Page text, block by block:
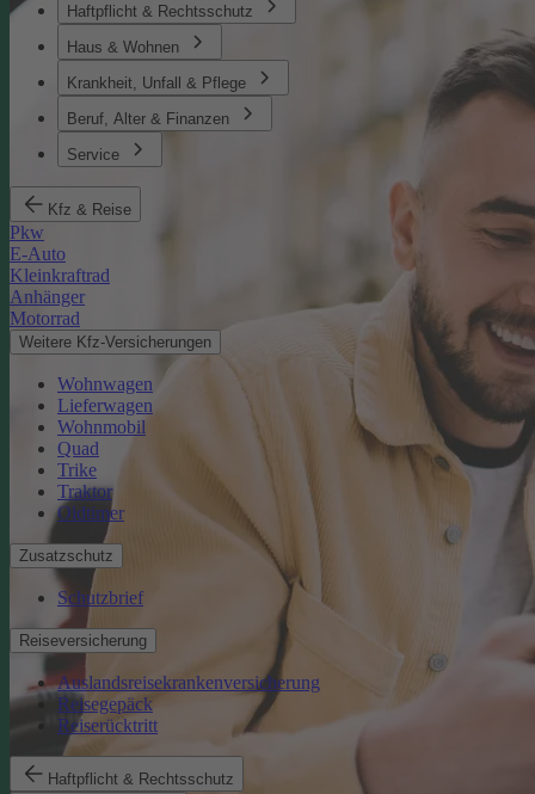
Haftpflicht & Rechtsschutz
Haus & Wohnen
Krankheit, Unfall & Pflege
Beruf, Alter & Finanzen
Service
Kfz & Reise
Pkw
E-Auto
Kleinkraftrad
Anhänger
Motorrad
Weitere Kfz-Versicherungen
Wohnwagen
Lieferwagen
Wohnmobil
Quad
Trike
Traktor
Oldtimer
Zusatzschutz
Schutzbrief
Reiseversicherung
Auslandsreisekrankenversicherung
Reisegepäck
Reiserücktritt
Haftpflicht & Rechtsschutz